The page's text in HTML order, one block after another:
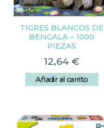
TIGRES BLANCOS DE
BENGALA – 1000
PIEZAS
12,64 €
Añadir al carrito